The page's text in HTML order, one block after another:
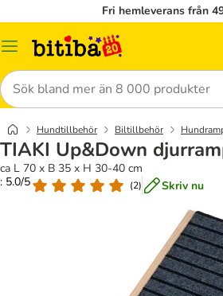
Fri hemleverans från
Meny
Sök
Hundtillbehör Biltillbehör
TIAKI Up&Down
ca L 70 x B 35 x H 30-40 cm
: 5.0/5
(2) Skriv nu